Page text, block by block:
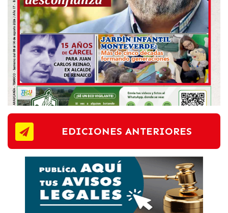
EDICIONES ANTERIORES